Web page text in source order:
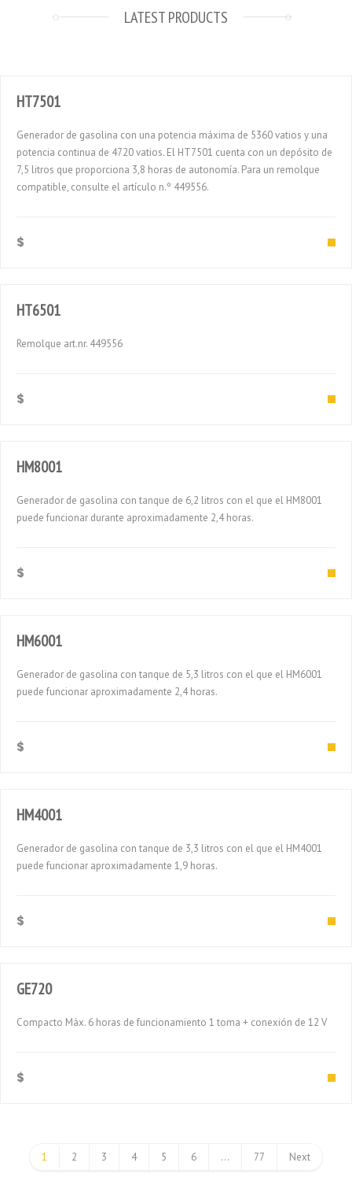
LATEST PRODUCTS
HT7501
Generador de gasolina con una potencia máxima de 5360 vatios y una
potencia continua de 4720 vatios. El HT7501 cuenta con un depósito de
7,5 litros que proporciona 3,8 horas de autonomía. Para un remolque
compatible, consulte el artículo n.º 449556.
$
HT6501
Remolque art.nr. 449556
$
HM8001
Generador de gasolina con tanque de 6,2 litros con el que el HM8001
puede funcionar durante aproximadamente 2,4 horas.
$
HM6001
Generador de gasolina con tanque de 5,3 litros con el que el HM6001
puede funcionar aproximadamente 2,4 horas.
$
HM4001
Generador de gasolina con tanque de 3,3 litros con el que el HM4001
puede funcionar aproximadamente 1,9 horas.
$
GE720
Compacto Máx. 6 horas de funcionamiento 1 toma + conexión de 12 V
$
1 2 3 4 5 6 … 77 Next